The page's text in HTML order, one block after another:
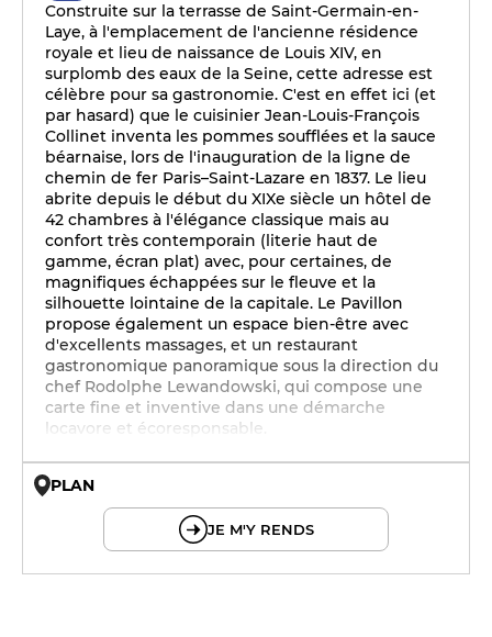
Construite sur la terrasse de Saint-Germain-en-
Laye, à l'emplacement de l'ancienne résidence
royale et lieu de naissance de Louis XIV, en
surplomb des eaux de la Seine, cette adresse est
célèbre pour sa gastronomie. C'est en effet ici (et
par hasard) que le cuisinier Jean-Louis-François
Collinet inventa les pommes soufflées et la sauce
béarnaise, lors de l'inauguration de la ligne de
chemin de fer Paris–Saint-Lazare en 1837. Le lieu
abrite depuis le début du XIXe siècle un hôtel de
42 chambres à l'élégance classique mais au
confort très contemporain (literie haut de
gamme, écran plat) avec, pour certaines, de
magnifiques échappées sur le fleuve et la
silhouette lointaine de la capitale. Le Pavillon
propose également un espace bien-être avec
d'excellents massages, et un restaurant
gastronomique panoramique sous la direction du
chef Rodolphe Lewandowski, qui compose une
carte fine et inventive dans une démarche
locavore et écoresponsable.
PLAN
JE M'Y RENDS